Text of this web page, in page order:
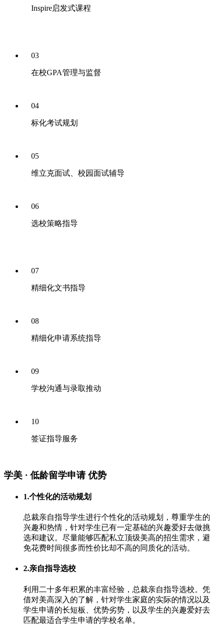
Inspire启发式课程
03
在校GPA管理与监督
04
标化考试规划
05
维立克面试、校园面试辅导
06
选校策略指导
07
精细化文书指导
08
精细化申请系统指导
09
学校沟通与录取推动
10
签证指导服务
学美 · 低龄留学申请优势
1.个性化的活动规划
总裁亲自指导学生进行个性化的活动规划，尊重学生的
兴趣和热情，针对学生已有一定基础的兴趣爱好去做挑
选和建议。尽量能够匹配私立顶级美高的招生需求，避
免花费时间很多而性价比却不高的同质化的活动。
2.亲自指导选校
利用二十多年积累的丰富经验，总裁亲自指导选校。凭
借对美高深入的了解，针对学生家庭的实际的情况以及
学生申请的长短板、优势劣势，以及学生的兴趣爱好去
匹配最适合学生申请的学校名单。